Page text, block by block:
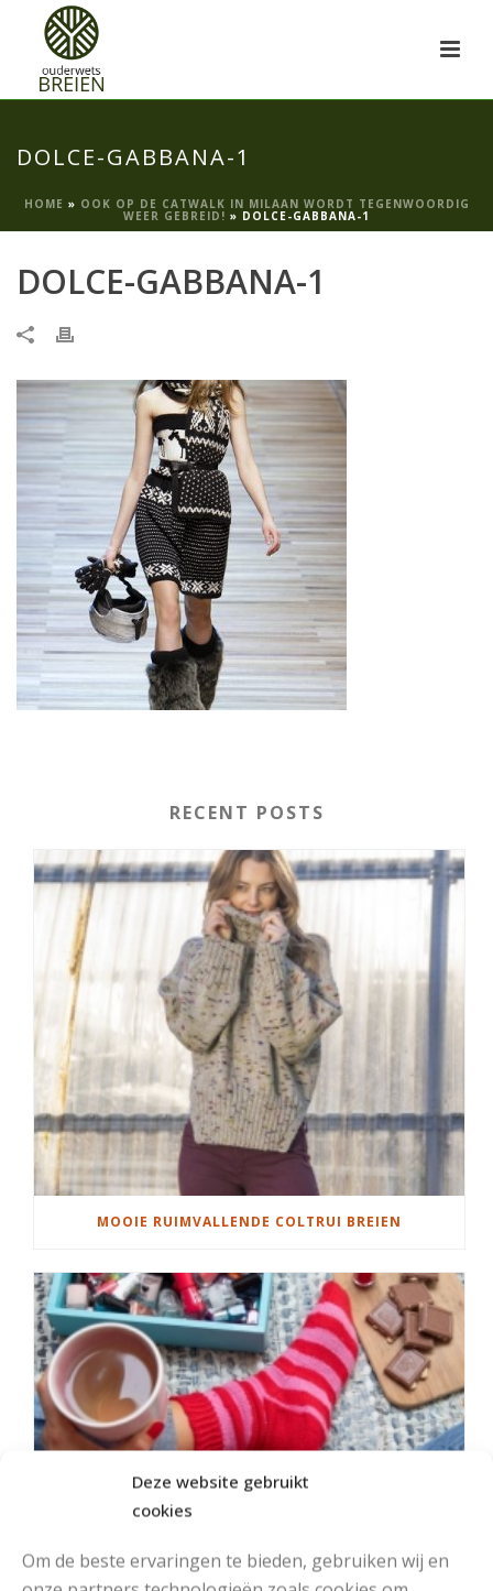
Deze website gebruikt
cookies
Om de beste ervaringen te bieden, gebruiken wij en
DOLCE-GABBANA-1
HOME » OOK OP DE CATWALK IN MILAAN WORDT TEGENWOORDIG
WEER GEBREID! » DOLCE-GABBANA-1
DOLCE-GABBANA-1
RECENT POSTS
MOOIE RUIMVALLENDE COLTRUI BREIEN